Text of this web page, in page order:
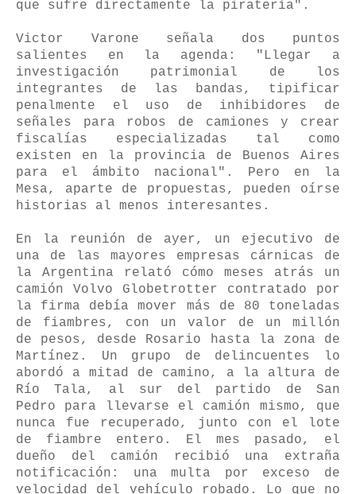
que sufre directamente la piratería".
Victor Varone señala dos puntos
salientes en la agenda: "Llegar a
investigación patrimonial de los
integrantes de las bandas, tipificar
penalmente el uso de inhibidores de
señales para robos de camiones y crear
fiscalías especializadas tal como
existen en la provincia de Buenos Aires
para el ámbito nacional". Pero en la
Mesa, aparte de propuestas, pueden oírse
historias al menos interesantes.
En la reunión de ayer, un ejecutivo de
una de las mayores empresas cárnicas de
la Argentina relató cómo meses atrás un
camión Volvo Globetrotter contratado por
la firma debía mover más de 80 toneladas
de fiambres, con un valor de un millón
de pesos, desde Rosario hasta la zona de
Martínez. Un grupo de delincuentes lo
abordó a mitad de camino, a la altura de
Río Tala, al sur del partido de San
Pedro para llevarse el camión mismo, que
nunca fue recuperado, junto con el lote
de fiambre entero. El mes pasado, el
dueño del camión recibió una extraña
notificación: una multa por exceso de
velocidad del vehículo robado. Lo que no